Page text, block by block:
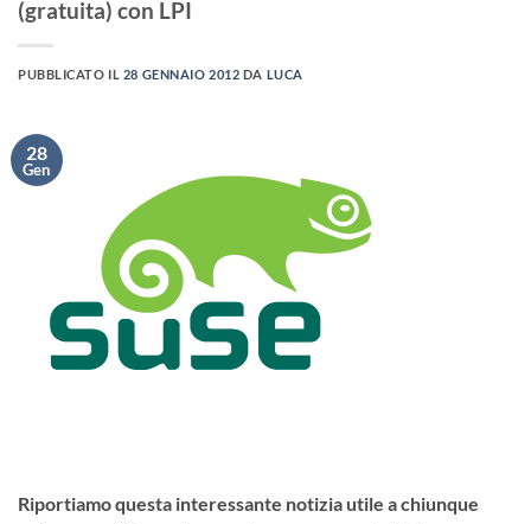
(gratuita) con LPI
PUBBLICATO IL 28 GENNAIO 2012 DA LUCA
28
Gen
Riportiamo questa interessante notizia utile a chiunque